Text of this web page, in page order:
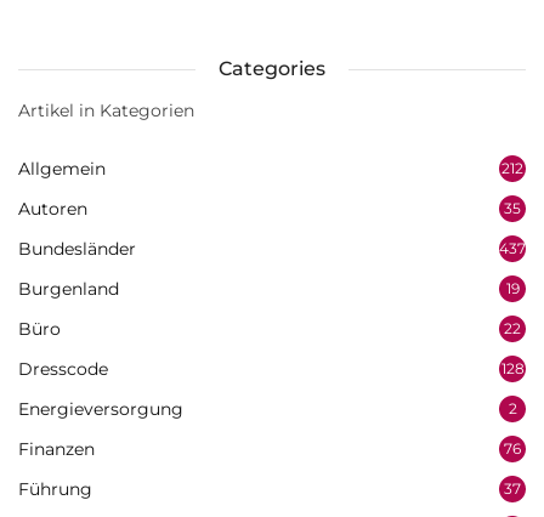
Categories
Artikel in Kategorien
Allgemein 212
Autoren 35
Bundesländer 437
Burgenland 19
Büro 22
Dresscode 128
Energieversorgung 2
Finanzen 76
Führung 37